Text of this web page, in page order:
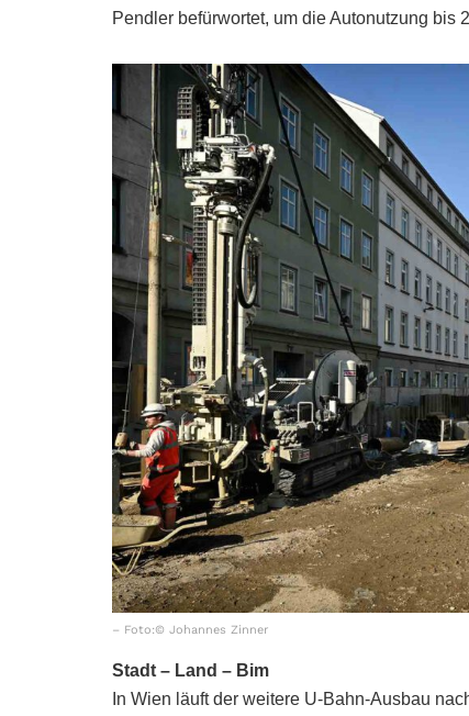
Pendler befürwortet, um die Autonutzung bis
– Foto:© Johannes Zinner
Stadt – Land – Bim
In Wien läuft der weitere U-Bahn-Ausbau